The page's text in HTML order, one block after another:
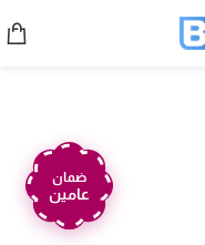
ضمان
عامين